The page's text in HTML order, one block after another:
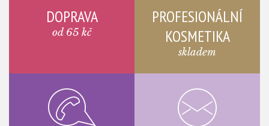
DOPRAVA
od 65 kč
PROFESIONÁLNÍ
KOSMETIKA
skladem